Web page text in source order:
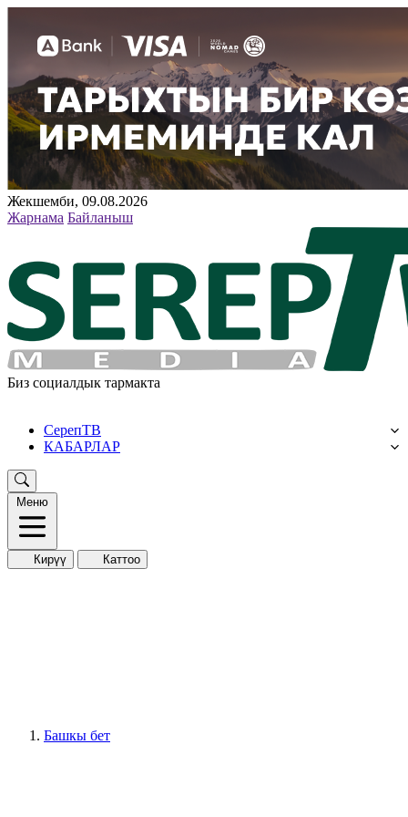
Жекшемби, 09.08.2026
Жарнама Байланыш
Биз социалдык тармакта
СерепТВ
КАБАРЛАР
Меню
Кирүү Каттоо
Башкы бет